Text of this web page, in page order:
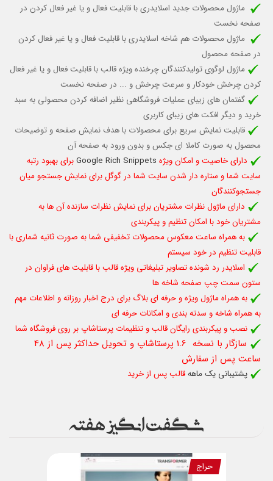
ماژول محصولات جدید اسلایدری با قابلیت فعال و یا غیر فعال کردن در
صفحه نخست
ماژول محصولات هم شاخه اسلایدری با قابلیت فعال و یا غیر فعال کردن
در صفحه محصول
ماژول لوگوی تولیدکنندگان چرخنده ویژه قالب با قابلیت فعال و یا غیر فعال
کردن چرخش خودکارو سرعت چرخش و ... در صفحه نخست
گفتمان های زیبای عملیات فروشگاهی نظیر اضافه کردن محصولی به سبد
خرید و دیگر افکت های زیبای کاربری
قابلیت نمایش سریع برای محصولات با هدف نمایش صفحه و توضیحات
محصول به صورت کاملا ای جکس و بدون ورود به صفحه آن
دارای خاصیت و امکان ویژه Google Rich Snippetsبرای بهبود رتبه
سایت شما و ستاره دار شدن سایت شما در گوگل برای نمایش جستجو میان
جستجوکنندگان
دارای ماژول نظرات مشتریان برای نمایش نظرات سازنده آن ها به
مشتریان خود با امکان تنظیم و پیکربندی
به همراه ساعت معکوس محصولات تخفیفی شما به صورت ثانیه شماری با
قابلیت تنظیم در خود سیستم
اسلایدر رد شونده تصاویر تبلیغاتی ویژه قالب با قابلیت های فراوان در
ستون سمت چپ صفحه شاخه ها
به همراه ماژول ویژه و حرفه ای بلاگ برای درج اخبار روزانه و اطلاعات مهم
به همراه شاخه و سدته بندی و امکانات حرفه ای
نصب و پیکربندی رایگان قالب و تنظیمات پرستاشاپ بر روی فروشگاه شما
سازگار با نسخه 1.6 پرستاشاپ و تحویل حداکثر پس از 48
ساعت پس از سفارش
پشتیبانی یک ماههقالب پس از خرید
شگفت انگیز هفته
حراج